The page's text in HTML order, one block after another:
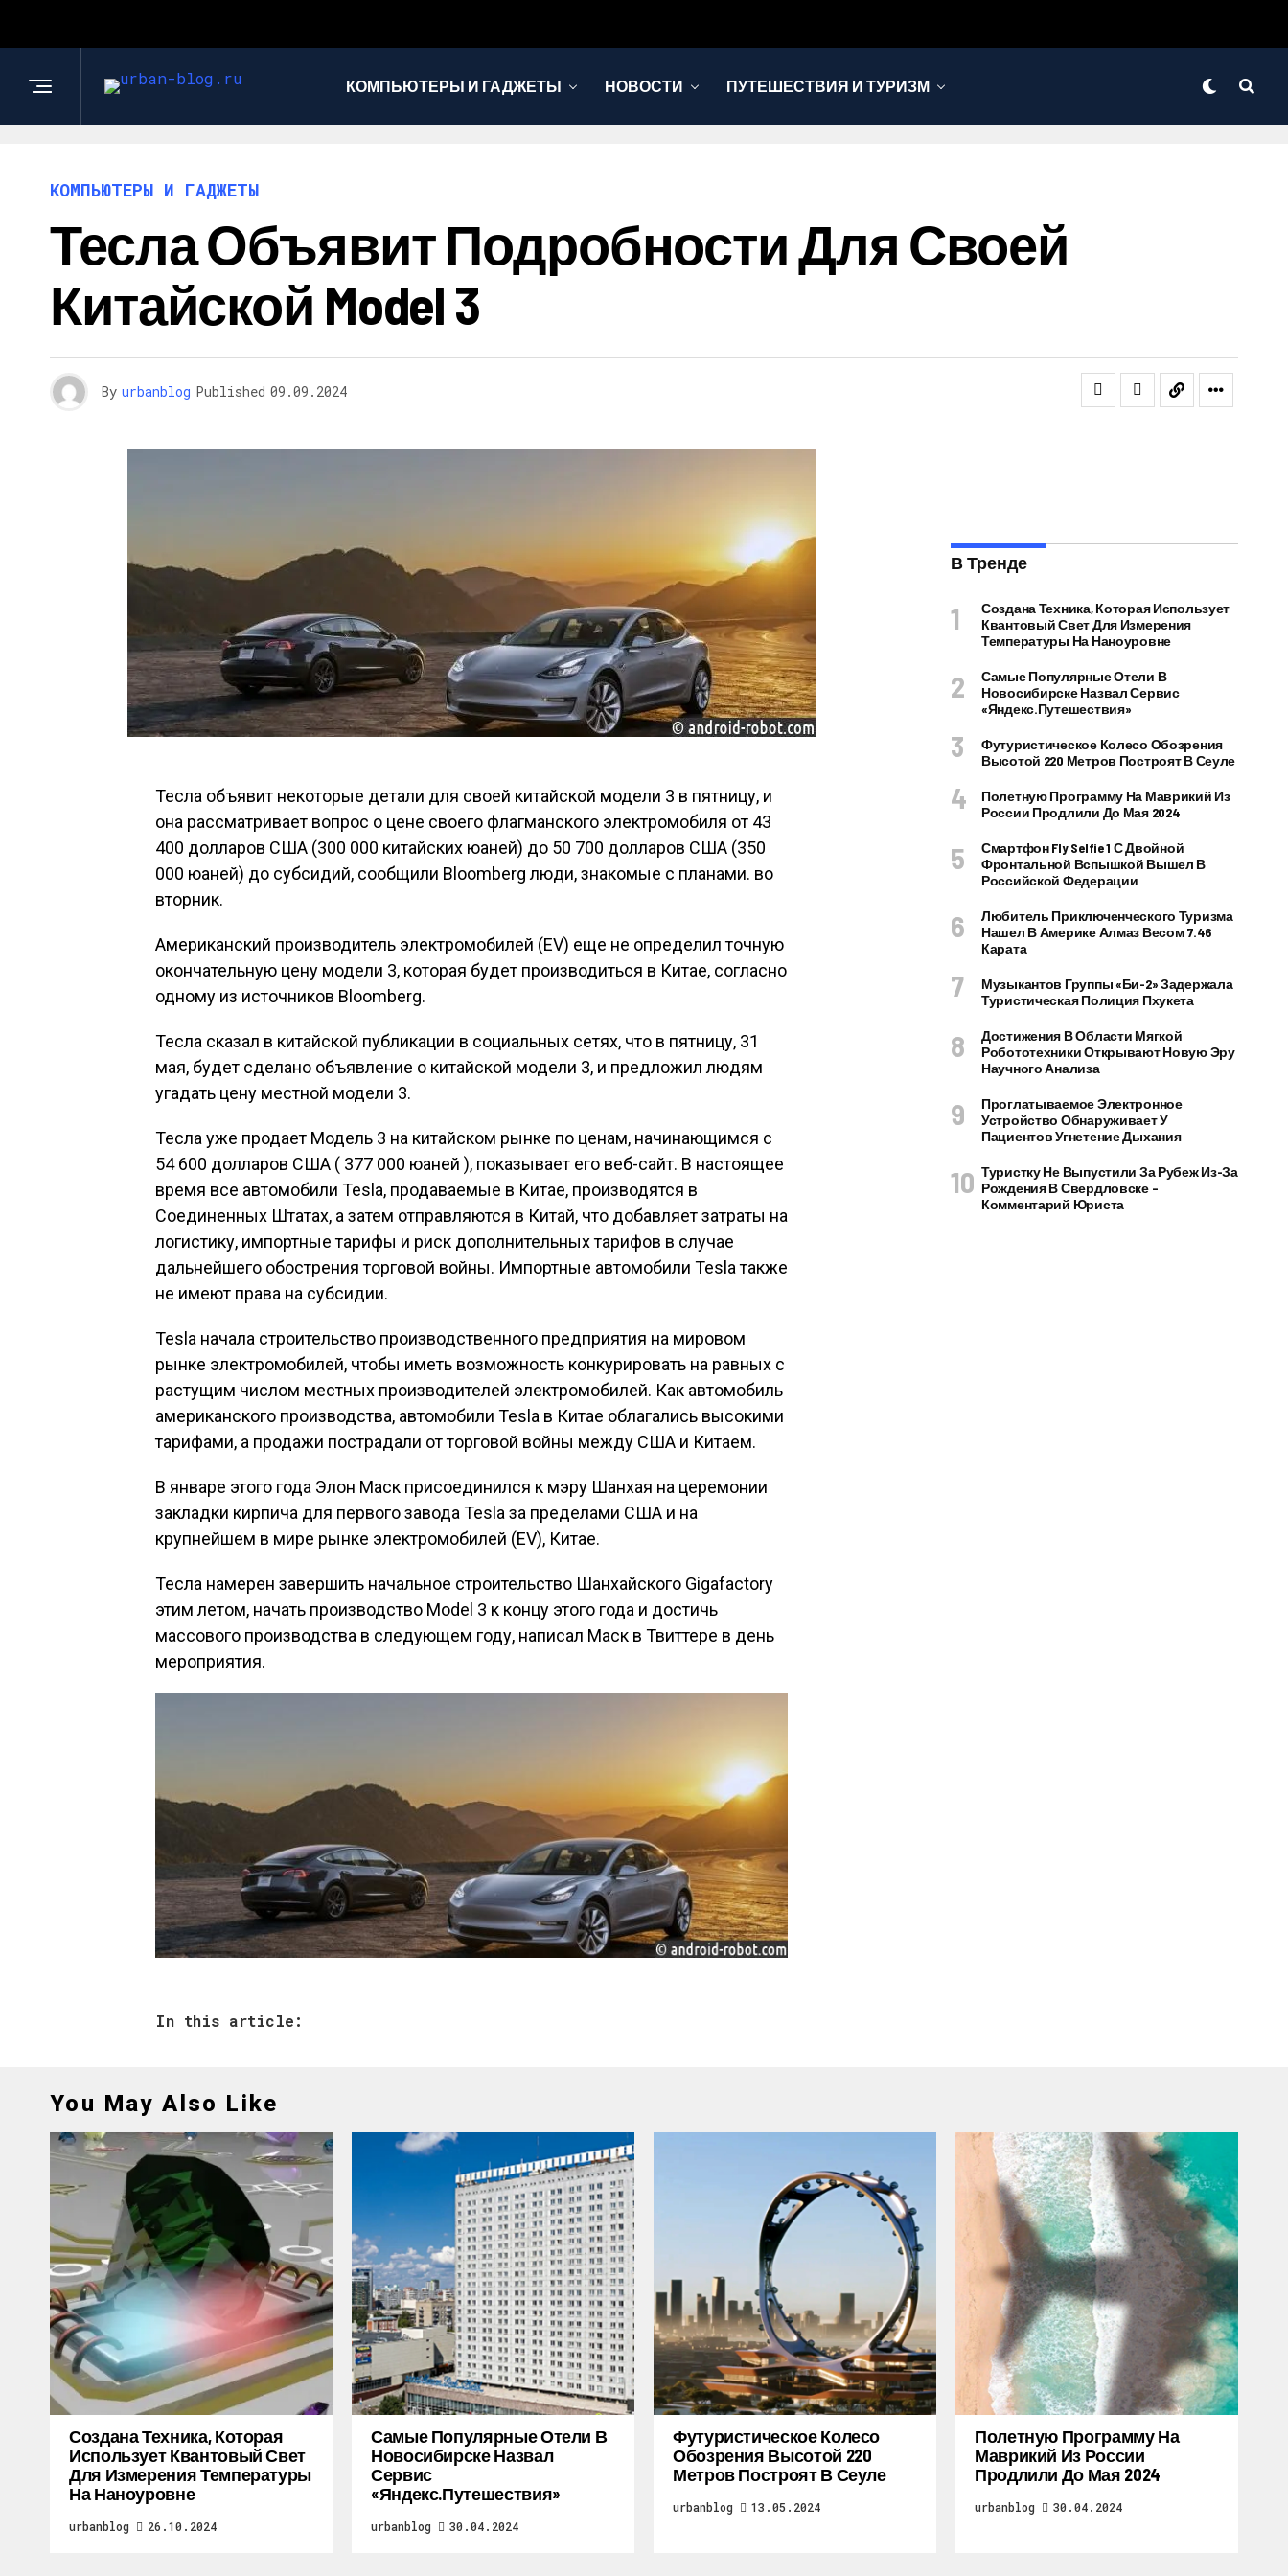
КОМПЬЮТЕРЫ И ГАДЖЕТЫ НОВОСТИ ПУТЕШЕСТВИЯ И ТУРИЗМ
КОМПЬЮТЕРЫ И ГАДЖЕТЫ
Тесла Объявит Подробности Для Своей
Китайской Model 3
By urbanblog Published 09.09.2024
Тесла объявит некоторые детали для своей китайской модели 3 в пятницу, и
она рассматривает вопрос о цене своего флагманского электромобиля от 43
400 долларов США (300 000 китайских юаней) до 50 700 долларов США (350
000 юаней) до субсидий, сообщили Bloomberg люди, знакомые с планами. во
вторник.
Американский производитель электромобилей (EV) еще не определил точную
окончательную цену модели 3, которая будет производиться в Китае, согласно
одному из источников Bloomberg.
Тесла сказал в китайской публикации в социальных сетях, что в пятницу, 31
мая, будет сделано объявление о китайской модели 3, и предложил людям
угадать цену местной модели 3.
Тесла уже продает Модель 3 на китайском рынке по ценам, начинающимся с
54 600 долларов США ( 377 000 юаней ), показывает его веб-сайт. В настоящее
время все автомобили Tesla, продаваемые в Китае, производятся в
Соединенных Штатах, а затем отправляются в Китай, что добавляет затраты на
логистику, импортные тарифы и риск дополнительных тарифов в случае
дальнейшего обострения торговой войны. Импортные автомобили Tesla также
не имеют права на субсидии.
Tesla начала строительство производственного предприятия на мировом
рынке электромобилей, чтобы иметь возможность конкурировать на равных с
растущим числом местных производителей электромобилей. Как автомобиль
американского производства, автомобили Tesla в Китае облагались высокими
тарифами, а продажи пострадали от торговой войны между США и Китаем.
В январе этого года Элон Маск присоединился к мэру Шанхая на церемонии
закладки кирпича для первого завода Tesla за пределами США и на
крупнейшем в мире рынке электромобилей (EV), Китае.
Тесла намерен завершить начальное строительство Шанхайского Gigafactory
этим летом, начать производство Model 3 к концу этого года и достичь
массового производства в следующем году, написал Маск в Твиттере в день
мероприятия.
In this article:
В Тренде
Создана Техника, Которая Использует
Квантовый Свет Для Измерения
Температуры На Наноуровне
Самые Популярные Отели В
Новосибирске Назвал Сервис
«Яндекс.Путешествия»
Футуристическое Колесо Обозрения
Высотой 220 Метров Построят В Сеуле
Полетную Программу На Маврикий Из
России Продлили До Мая 2024
Смартфон Fly Selfie 1 С Двойной
Фронтальной Вспышкой Вышел В
Российской Федерации
Любитель Приключенческого Туризма
Нашел В Америке Алмаз Весом 7.46
Карата
Музыкантов Группы «Би-2» Задержала
Туристическая Полиция Пхукета
Достижения В Области Мягкой
Робототехники Открывают Новую Эру
Научного Анализа
Проглатываемое Электронное
Устройство Обнаруживает У
Пациентов Угнетение Дыхания
Туристку Не Выпустили За Рубеж Из-За
Рождения В Свердловске –
Комментарий Юриста
You May Also Like
Создана Техника, Которая
Использует Квантовый Свет
Для Измерения Температуры
На Наноуровне
urbanblog 26.10.2024
Самые Популярные Отели В
Новосибирске Назвал
Сервис
«Яндекс.Путешествия»
urbanblog 30.04.2024
Футуристическое Колесо
Обозрения Высотой 220
Метров Построят В Сеуле
urbanblog 13.05.2024
Полетную Программу На
Маврикий Из России
Продлили До Мая 2024
urbanblog 30.04.2024